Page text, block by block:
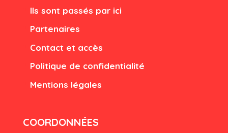
Ils sont passés par ici
Partenaires
Contact et accès
Politique de confidentialité
Mentions légales
COORDONNÉES